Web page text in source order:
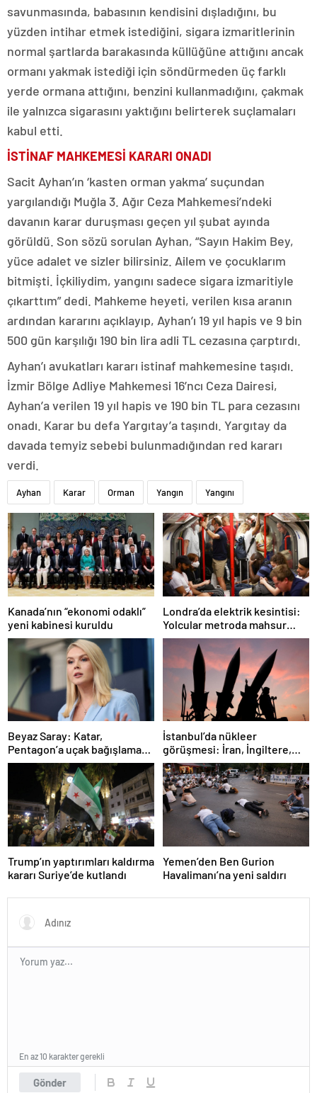
savunmasında, babasının kendisini dışladığını, bu
yüzden intihar etmek istediğini, sigara izmaritlerinin
normal şartlarda barakasında küllüğüne attığını ancak
ormanı yakmak istediği için söndürmeden üç farklı
yerde ormana attığını, benzini kullanmadığını, çakmak
ile yalnızca sigarasını yaktığını belirterek suçlamaları
kabul etti.
İSTİNAF MAHKEMESİ KARARI ONADI
Sacit Ayhan’ın ‘kasten orman yakma’ suçundan
yargılandığı Muğla 3. Ağır Ceza Mahkemesi’ndeki
davanın karar duruşması geçen yıl şubat ayında
görüldü. Son sözü sorulan Ayhan, “Sayın Hakim Bey,
yüce adalet ve sizler bilirsiniz. Ailem ve çocuklarım
bitmişti. İçkiliydim, yangını sadece sigara izmaritiyle
çıkarttım” dedi. Mahkeme heyeti, verilen kısa aranın
ardından kararını açıklayıp, Ayhan’ı 19 yıl hapis ve 9 bin
500 gün karşılığı 190 bin lira adli TL cezasına çarptırdı.
Ayhan’ı avukatları kararı istinaf mahkemesine taşıdı.
İzmir Bölge Adliye Mahkemesi 16’ncı Ceza Dairesi,
Ayhan’a verilen 19 yıl hapis ve 190 bin TL para cezasını
onadı. Karar bu defa Yargıtay’a taşındı. Yargıtay da
davada temyiz sebebi bulunmadığından red kararı
verdi.
Ayhan Karar Orman Yangın Yangını
Kanada’nın “ekonomi odaklı”
yeni kabinesi kuruldu
Londra’da elektrik kesintisi:
Yolcular metroda mahsur
kaldı
Beyaz Saray: Katar,
Pentagon’a uçak bağışlamayı
teklif etti
İstanbul’da nükleer
görüşmesi: İran, İngiltere,
Fransa ve Almanya buluşacak
Trump’ın yaptırımları kaldırma
kararı Suriye’de kutlandı
Yemen’den Ben Gurion
Havalimanı’na yeni saldırı
Gönder
En az 10 karakter gerekli